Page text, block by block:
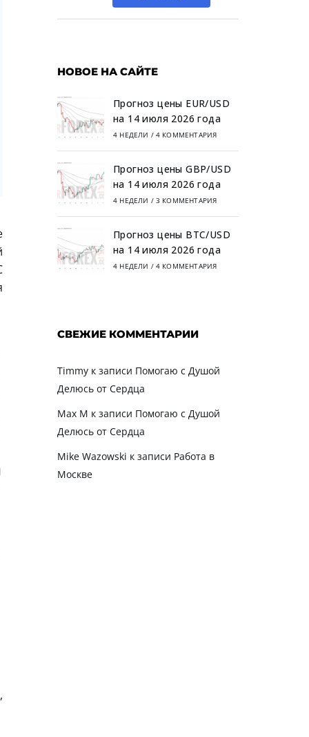
НОВОЕ НА САЙТЕ
Прогноз цены EUR/USD
на 14 июля 2026 года
4 НЕДЕЛИ / 4 КОММЕНТАРИЯ
Прогноз цены GBP/USD
на 14 июля 2026 года
4 НЕДЕЛИ / 3 КОММЕНТАРИЯ
Прогноз цены BTC/USD
на 14 июля 2026 года
4 НЕДЕЛИ / 4 КОММЕНТАРИЯ
СВЕЖИЕ КОММЕНТАРИИ
Timmyк записи Помогаю с Душой
Делюсь от Сердца
Max M к записи Помогаю с Душой
Делюсь от Сердца
Mike Wazowski к записи Работа в
Москве